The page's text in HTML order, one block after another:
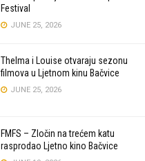
Festival
JUNE 25, 2026
Thelma i Louise otvaraju sezonu
filmova u Ljetnom kinu Bačvice
JUNE 25, 2026
FMFS – Zločin na trećem katu
rasprodao Ljetno kino Bačvice